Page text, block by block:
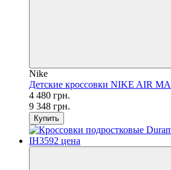
Nike
Детские кроссовки NIKE AIR
4 480 грн.
9 348 грн.
Купить